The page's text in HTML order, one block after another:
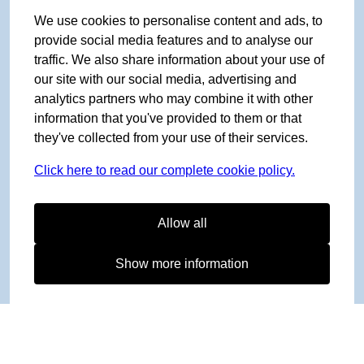
We use cookies to personalise content and ads, to
provide social media features and to analyse our
traffic. We also share information about your use of
our site with our social media, advertising and
analytics partners who may combine it with other
information that you've provided to them or that
they've collected from your use of their services.
Click here to read our complete cookie policy.
Allow all
Show more information